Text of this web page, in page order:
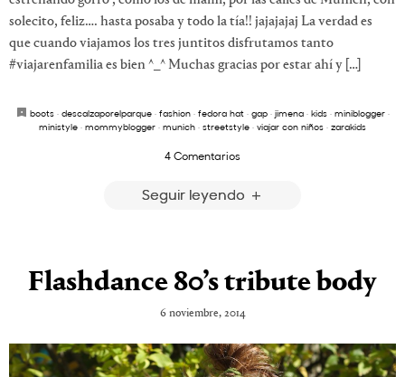
solecito, feliz…. hasta posaba y todo la tía!! jajajajaj La verdad es
que cuando viajamos los tres juntitos disfrutamos tanto
#viajarenfamilia es bien ^_^ Muchas gracias por estar ahí y […]
boots· descalzaporelparque· fashion· fedora hat· gap· jimena· kids· miniblogger·
ministyle · mommyblogger · munich · streetstyle · viajar con niños · zarakids
4 Comentarios
Seguir leyendo
Flashdance 80’s tribute body
6 noviembre, 2014